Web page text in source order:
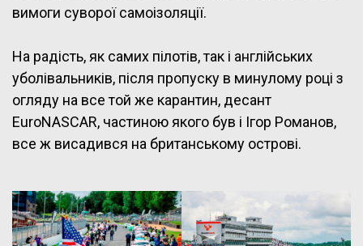
вимоги суворої самоізоляції.
На радість, як самих пілотів, так і англійських
уболівальників, після пропуску в минулому році з
огляду на все той же карантин, десант
EuroNASCAR, частиною якого був і Ігор Романов,
все ж висадився на британському острові.